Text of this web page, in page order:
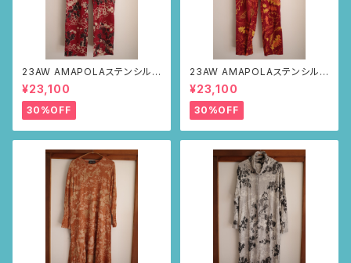
23AW AMAPOLAステンシルパ
ンツ(ボルドー・サボテンの山道
柄)
¥23,100
30%OFF
23AW AMAPOLAステンシルパ
ンツ(ボルドー・リーフ柄)
¥23,100
30%OFF